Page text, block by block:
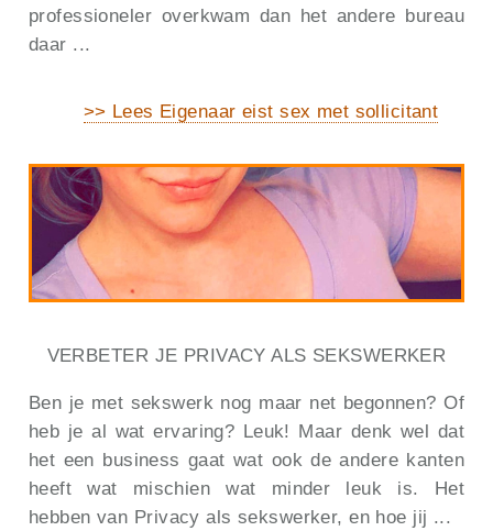
professioneler overkwam dan het andere bureau
daar ...
>> Lees Eigenaar eist sex met sollicitant
VERBETER JE PRIVACY ALS SEKSWERKER
Ben je met sekswerk nog maar net begonnen? Of
heb je al wat ervaring? Leuk! Maar denk wel dat
het een business gaat wat ook de andere kanten
heeft wat mischien wat minder leuk is. Het
hebben van Privacy als sekswerker, en hoe jij ...